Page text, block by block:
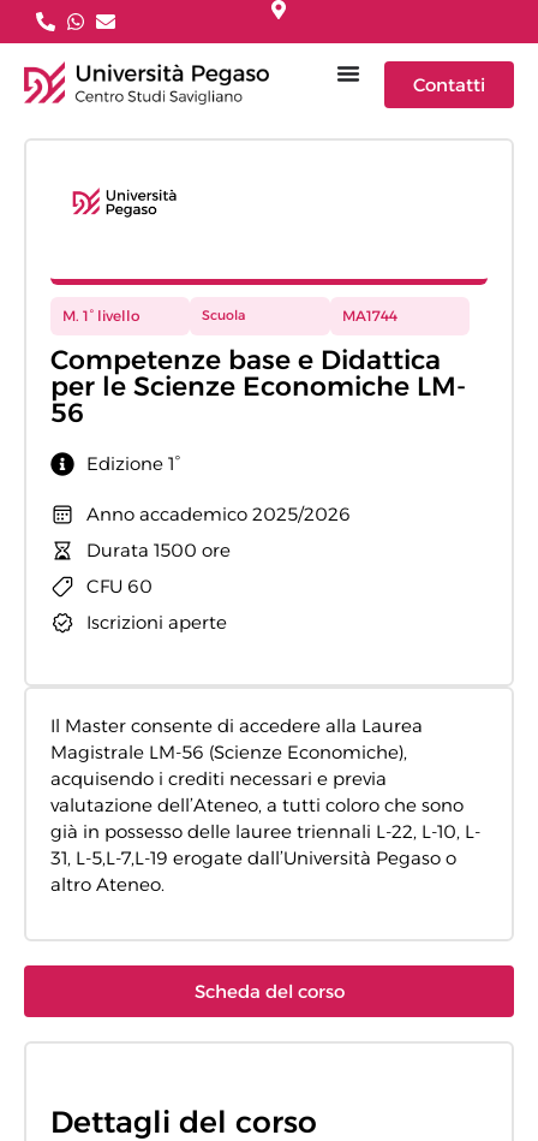
Contatti
Il Master consente di accedere alla Laurea
Magistrale LM-56 (Scienze Economiche),
acquisendo i crediti necessari e previa
valutazione dell’Ateneo, a tutti coloro che sono
già in possesso delle lauree triennali L-22, L-10, L-
31, L-5,L-7,L-19 erogate dall’Università Pegaso o
altro Ateneo.
Scheda del corso
Dettagli del corso
M. 1° livello Scuola MA1744
Competenze base e Didattica
per le Scienze Economiche LM-
56
Edizione 1°
Anno accademico 2025/2026
Durata 1500 ore
CFU 60
Iscrizioni aperte